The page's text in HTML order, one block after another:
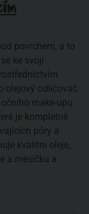
povrchem, a to
ke svojí
olejový odličovač
make-upu.
je kompletně
póry a
kvalitní oleje,
a měsíčku a